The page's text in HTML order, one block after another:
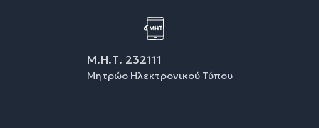
Μ.Η.Τ. 232111
Μητρώο Ηλεκτρονικού Τύπου